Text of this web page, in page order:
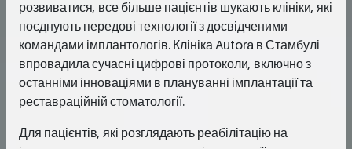
розвиватися, все більше пацієнтів шукають клініки, які
поєднують передові технології з досвідченими
командами імплантологів. Клініка Autora в Стамбулі
впровадила сучасні цифрові протоколи, включно з
останніми інноваціями в плануванні імплантації та
реставраційній стоматології.
Для пацієнтів, які розглядають реабілітацію на